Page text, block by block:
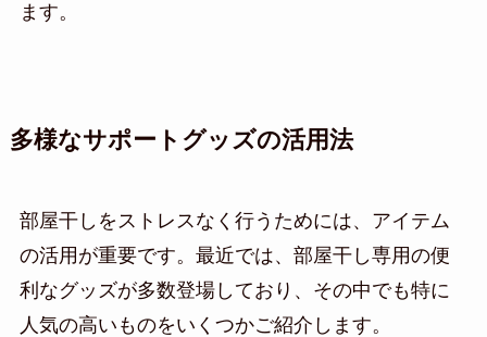
ます。
多様なサポートグッズの活用法
部屋干しをストレスなく行うためには、アイテム
の活用が重要です。最近では、部屋干し専用の便
利なグッズが多数登場しており、その中でも特に
人気の高いものをいくつかご紹介します。